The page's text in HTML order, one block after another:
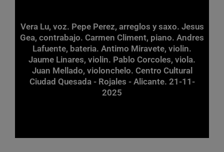
Vera Lu, voz. Pepe Perez, arreglos y saxo. Jesus
Gea, contrabajo. Carmen Climent, piano. Andres
Lafuente, bateria. Antimo Miravete, violin.
Jaume Linares, violin. Pablo Corcoles, viola.
Juan Mellado, violonchelo. Centro Cultural
Ciudad Quesada - Rojales - Alicante. 21-11-
2025